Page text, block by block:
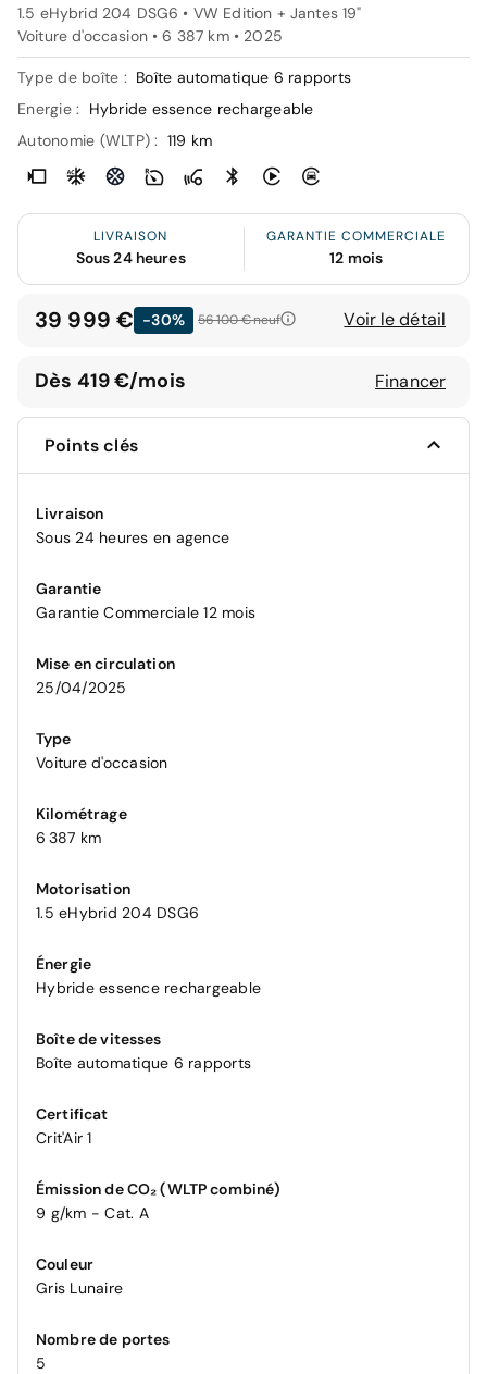
1.5 eHybrid 204 DSG6 • VW Edition + Jantes 19"
Voiture d'occasion • 6 387 km • 2025
Type de boîte : Boîte automatique 6 rapports
Energie :
Hybride essence rechargeable
Autonomie (WLTP) : 119 km
LIVRAISON
Sous 24 heures
GARANTIE COMMERCIALE
12 mois
39 999 € -30% 56 100 €neuf Voir le détail
Dès 419 €/mois Financer
Points clés
Livraison
Sous 24 heures en agence
Garantie
Garantie Commerciale 12 mois
Mise en circulation
25/04/2025
Type
Voiture d'occasion
Kilométrage
6 387 km
Motorisation
1.5 eHybrid 204 DSG6
Énergie
Hybride essence rechargeable
Boîte de vitesses
Boîte automatique 6 rapports
Certificat
Crit'Air 1
Émission de CO₂ (WLTP combiné)
9 g/km - Cat. A
Couleur
Gris Lunaire
Nombre de portes
5